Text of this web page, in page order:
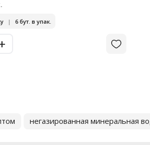
| 6 бут. в упак.
негазированная минеральная